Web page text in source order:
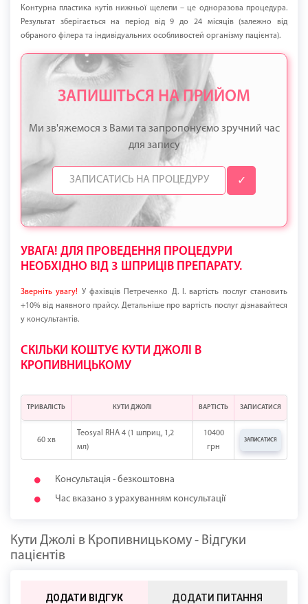
Контурна пластика кутів нижньої щелепи – це одноразова процедура.
Результат зберігається на період від 9 до 24 місяців (залежно від
обраного філера та індивідуальних особливостей організму пацієнта).
ЗАПИШІТЬСЯ НА ПРИЙОМ
Ми зв'яжемося з Вами та запропонуємо зручний час
для запису
✓
УВАГА! ДЛЯ ПРОВЕДЕННЯ ПРОЦЕДУРИ
НЕОБХІДНО ВІД 3 ШПРИЦІВ ПРЕПАРАТУ.
Зверніть увагу! У фахівців Петреченко Д. І. вартість послуг становить
+10% від наявного прайсу. Детальніше про вартість послуг дізнавайтеся
у консультантів.
СКІЛЬКИ КОШТУЄ КУТИ ДЖОЛІ В
КРОПИВНИЦЬКОМУ
60 хв
Teosyal RHA 4 (1 шприц, 1,2
мл)
10400
грн
ЗАПИСАТИСЯ
ТРИВАЛІСТЬ КУТИ ДЖОЛІ ВАРТІСТЬ ЗАПИСАТИСЯ
Консультація - безкоштовна
Час вказано з урахуванням консультації
Кути Джолі в Кропивницькому - Відгуки
пацієнтів
ДОДАТИ ВІДГУК ДОДАТИ ПИТАННЯ